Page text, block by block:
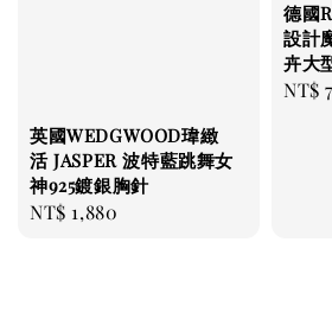
英國WEDGWOOD瑋緻
活 JASPER 波特藍跳舞女
神925鍍銀胸針
Regular
NT$ 1,880
德國
設計
卉大
NT$